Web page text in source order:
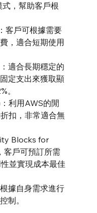
，幫助客戶根
客戶可根據需要
，適合短期使用
適合長期穩定的
定支出來獲取顯
。
利用AWS的閒
扣，非常適合無
Blocks for
客戶可預訂所需
並實現成本最佳
據自身需求進行
制。